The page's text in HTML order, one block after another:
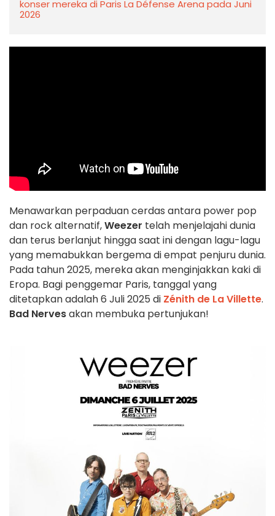
konser mereka di Paris La Défense Arena pada Juni
2026
Menawarkan perpaduan cerdas antara power pop
dan rock alternatif,Weezer telah menjelajahi dunia
dan terus berlanjut hingga saat ini dengan lagu-lagu
yang memabukkan bergema di empat penjuru dunia.
Pada tahun 2025, mereka akan menginjakkan kaki di
Eropa. Bagi penggemar Paris, tanggal yang
ditetapkan adalah 6 Juli 2025 di Zénith de La Villette.
Bad Nervesakan membuka pertunjukan!